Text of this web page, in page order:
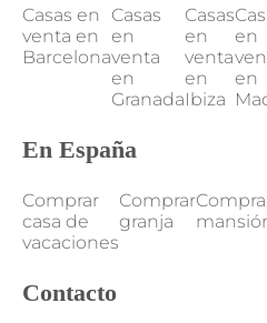
Casas en
venta en
Barcelona
Casas
en
venta
en
Granada
Casas
en
venta
en
Ibiza
en
en
En España
Comprar
casa de
vacaciones
Comprar
granja
Contacto